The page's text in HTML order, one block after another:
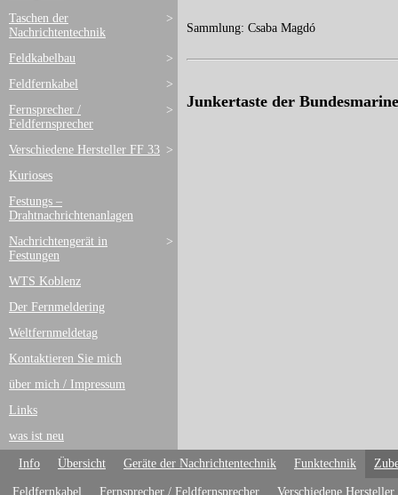
>
Taschen der
Nachrichtentechnik
>
Feldkabelbau
>
Feldfernkabel
>
Fernsprecher /
Feldfernsprecher
>
Verschiedene Hersteller FF 33
Kurioses
Festungs –
Drahtnachrichtenanlagen
>
Nachrichtengerät in
Festungen
WTS Koblenz
Der Fernmeldering
Weltfernmeldetag
Kontaktieren Sie mich
über mich / Impressum
Links
was ist neu
Sammlung: Csaba Magdó
Junkertaste der
Info Übersicht Geräte der Nachrichtentechnik Funktechnik
Feldfernkabel Fernsprecher / Feldfernsprecher Verschiedene